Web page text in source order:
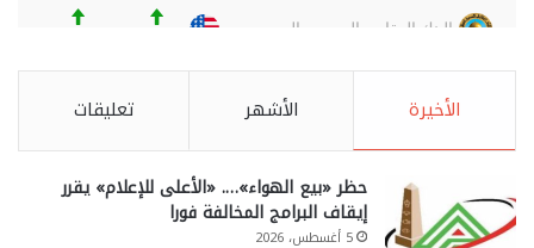
الأخيرة الأشهر تعليقات
حظر «بيع الهواء»…. «الأعلى للإعلام» يقرر
إيقاف البرامج المخالفة فورا
5 أغسطس، 2026